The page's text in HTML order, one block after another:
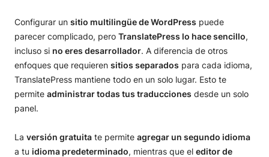
Configurar un sitio multilingüe de WordPress puede
parecer complicado, pero TranslatePress lo hace sencillo,
incluso si no eres desarrollador. A diferencia de otros
enfoques que requieren sitios separados para cada idioma,
TranslatePress mantiene todo en un solo lugar. Esto te
permite administrar todas tus traducciones desde un solo
panel.
La versión gratuita te permite agregar un segundo idioma
a tu idioma predeterminado, mientras que el editor de